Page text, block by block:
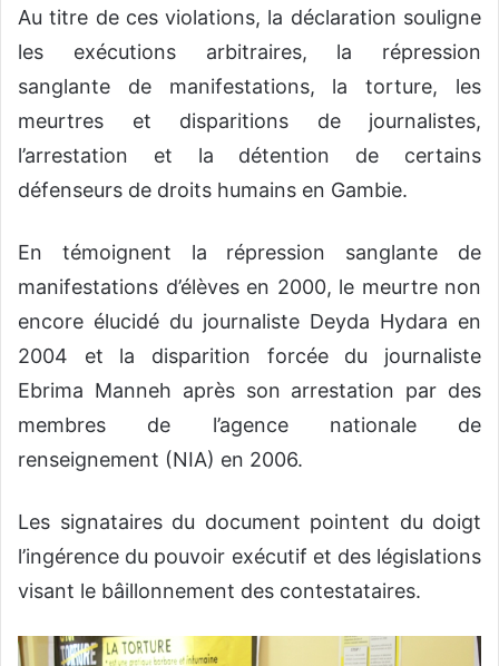
Au titre de ces violations, la déclaration souligne
les exécutions arbitraires, la répression
sanglante de manifestations, la torture, les
meurtres et disparitions de journalistes,
l’arrestation et la détention de certains
défenseurs de droits humains en Gambie.
En témoignent la répression sanglante de
manifestations d’élèves en 2000, le meurtre non
encore élucidé du journaliste Deyda Hydara en
2004 et la disparition forcée du journaliste
Ebrima Manneh après son arrestation par des
membres de l’agence nationale de
renseignement (NIA) en 2006.
Les signataires du document pointent du doigt
l’ingérence du pouvoir exécutif et des législations
visant le bâillonnement des contestataires.